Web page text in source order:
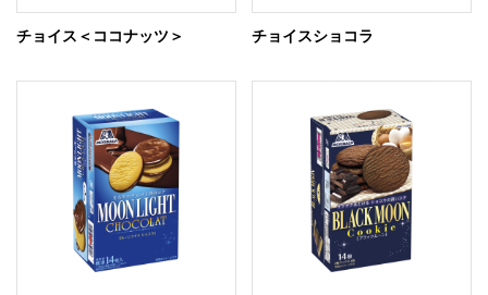
チョイス＜ココナッツ＞ チョイスショコラ